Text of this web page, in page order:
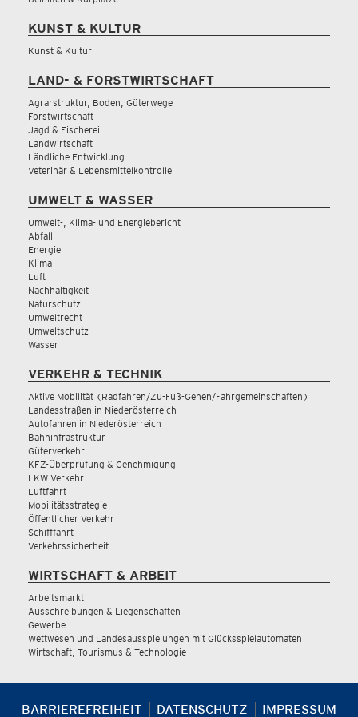
KUNST & KULTUR
Kunst & Kultur
LAND- & FORSTWIRTSCHAFT
Agrarstruktur, Boden, Güterwege
Forstwirtschaft
Jagd & Fischerei
Landwirtschaft
Ländliche Entwicklung
Veterinär & Lebensmittelkontrolle
UMWELT & WASSER
Umwelt-, Klima- und Energiebericht
Abfall
Energie
Klima
Luft
Nachhaltigkeit
Naturschutz
Umweltrecht
Umweltschutz
Wasser
VERKEHR & TECHNIK
Aktive Mobilität (Radfahren/Zu-Fuß-Gehen/Fahrgemeinschaften)
Landesstraßen in Niederösterreich
Autofahren in Niederösterreich
Bahninfrastruktur
Güterverkehr
KFZ-Überprüfung & Genehmigung
LKW Verkehr
Luftfahrt
Mobilitätsstrategie
Öffentlicher Verkehr
Schifffahrt
Verkehrssicherheit
WIRTSCHAFT & ARBEIT
Arbeitsmarkt
Ausschreibungen & Liegenschaften
Gewerbe
Wettwesen und Landesausspielungen mit Glücksspielautomaten
Wirtschaft, Tourismus & Technologie
BARRIEREFREIHEIT DATENSCHUTZ IMPRESSUM